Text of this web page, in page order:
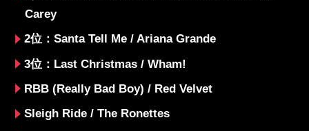
Carey
2位：Santa Tell Me / Ariana Grande
3位：Last Christmas / Wham!
RBB (Really Bad Boy) / Red Velvet
Sleigh Ride / The Ronettes